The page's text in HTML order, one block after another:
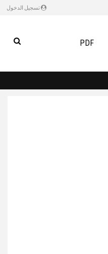
تسجيل الدخول
PDF